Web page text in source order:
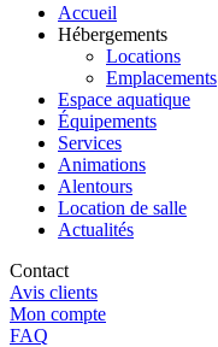
Accueil
Hébergements
Locations
Emplacements
Espace aquatique
Équipements
Services
Animations
Alentours
Location de salle
Actualités
Contact
Avis clients
Mon compte
FAQ